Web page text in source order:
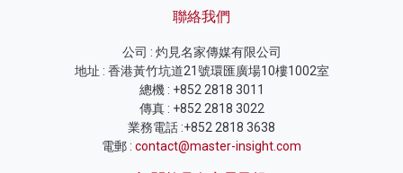
聯絡我們
公司 : 灼見名家傳媒有限公司
地址 : 香港黃竹坑道21號環匯廣場10樓1002室
總機 : +852 2818 3011
傳真 : +852 2818 3022
業務電話 :+852 2818 3638
電郵 : contact@master-insight.com